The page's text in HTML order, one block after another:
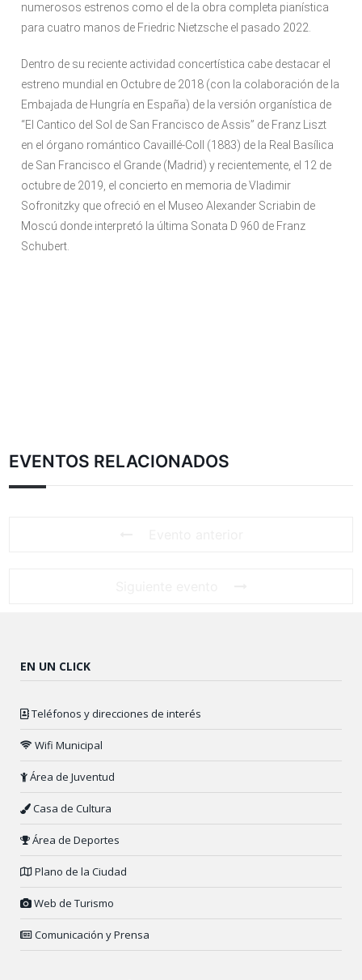
numerosos estrenos como el de la obra completa pianística
para cuatro manos de Friedric Nietzsche el pasado 2022.
Dentro de su reciente actividad concertística cabe destacar el
estreno mundial en Octubre de 2018 (con la colaboración de la
Embajada de Hungría en España) de la versión organística de
“El Cantico del Sol de San Francisco de Assis” de Franz Liszt
en el órgano romántico Cavaillé-Coll (1883) de la Real Basílica
de San Francisco el Grande (Madrid) y recientemente, el 12 de
octubre de 2019, el concierto en memoria de Vladimir
Sofronitzky que ofreció en el Museo Alexander Scriabin de
Moscú donde interpretó la última Sonata D 960 de Franz
Schubert.
EVENTOS RELACIONADOS
EN UN CLICK
Teléfonos y direcciones de interés
Wifi Municipal
Área de Juventud
Casa de Cultura
Área de Deportes
Plano de la Ciudad
Web de Turismo
Comunicación y Prensa